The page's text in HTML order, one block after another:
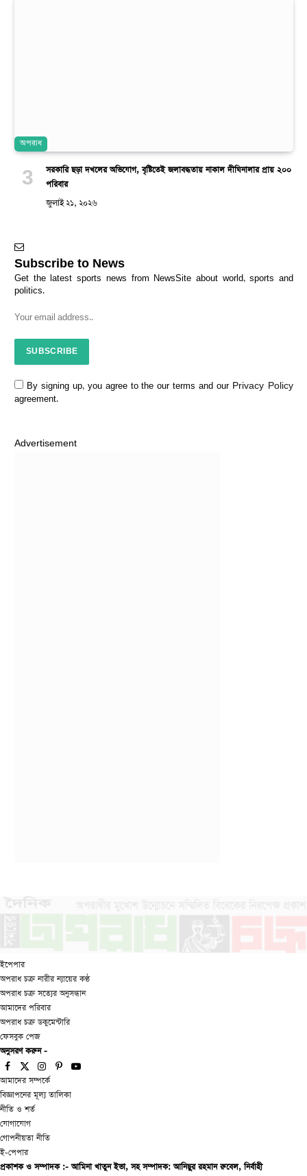
অপরাধ
সরকারি ছড়া দখলের অভিযোগ, বৃষ্টিতেই জলাবদ্ধতায় নাকাল দীঘিনালার প্রায় ২০০
পরিবার
জুলাই ২১, ২০২৬
Subscribe to News
Get the latest sports news from NewsSite about world, sports and
politics.
By signing up, you agree to the our terms and our Privacy Policy
agreement.
Advertisement
ইপেপার
অপরাধ চক্র নারীর ন্যায়ের কণ্ঠ
অপরাধ চক্র সত্যের অনুসন্ধান
আমাদের পরিবার
অপরাধ চক্র ডকুমেন্টারি
ফেসবুক পেজ
অনুসরণ করুন -
Facebook
X
(Twitter)
Instagram
PinterestYouTube
আমাদের সম্পর্কে
বিজ্ঞাপনের মূল্য তালিকা
নীতি ও শর্ত
যোগাযোগ
গোপনীয়তা নীতি
ই-পেপার
প্রকাশক ও সম্পাদক :- আমিনা খাতুন ইভা, সহ সম্পাদক: আনিছুর রহমান রুবেল, নির্বাহী